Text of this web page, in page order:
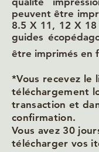
peuvent être
8.5 X 11, 12 X
guides
être imprimés en
*Vous recevez le
téléchargement
transaction et
confirmation.
Vous avez 30
télécharger vos